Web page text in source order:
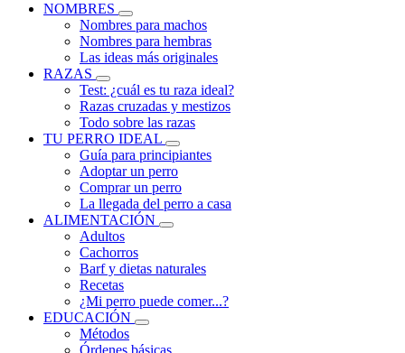
NOMBRES
Nombres para machos
Nombres para hembras
Las ideas más originales
RAZAS
Test: ¿cuál es tu raza ideal?
Razas cruzadas y mestizos
Todo sobre las razas
TU PERRO IDEAL
Guía para principiantes
Adoptar un perro
Comprar un perro
La llegada del perro a casa
ALIMENTACIÓN
Adultos
Cachorros
Barf y dietas naturales
Recetas
¿Mi perro puede comer...?
EDUCACIÓN
Métodos
Órdenes básicas